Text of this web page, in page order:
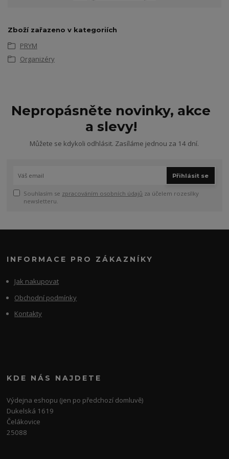
Zboží zařazeno v kategoriích
PRYM
Organizéry
Nepropásněte novinky, akce
a slevy!
Můžete se kdykoli odhlásit. Zasíláme jednou za 14 dní.
Přihlásit se
Souhlasím se zpracováním osobních údajů za účelem rozesílky
newsletteru.
INFORMACE PRO ZÁKAZNÍKY
Jak nakupovat
Obchodní podmínky
Kontakty
KDE NÁS NAJDETE
Výdejna eshopu (jen po předchozí domluvě)
Dukelská 1619
Čelákovice
25088